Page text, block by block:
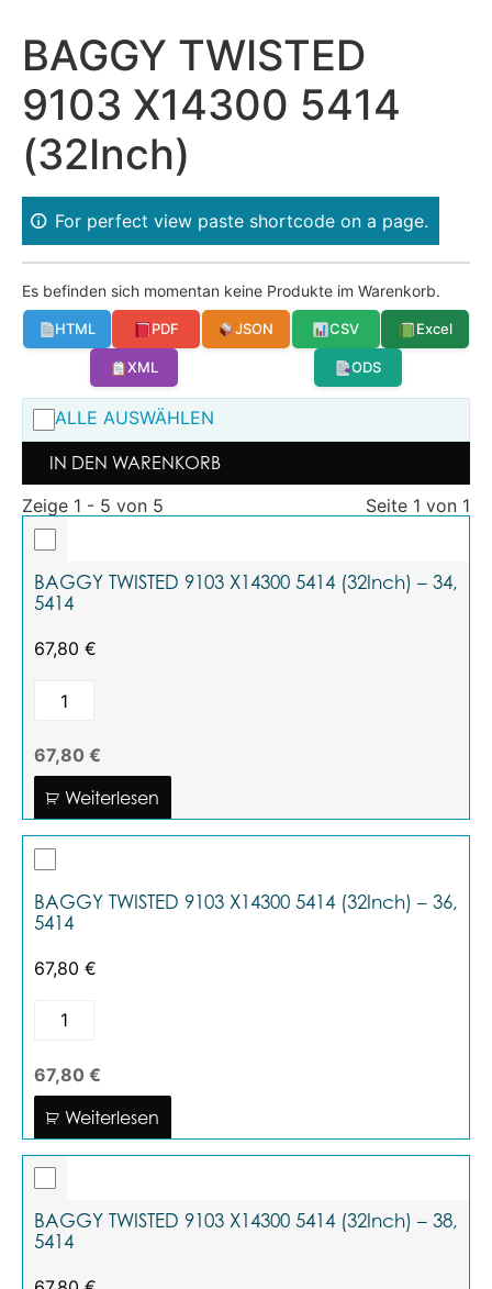
BAGGY TWISTED
9103 X14300 5414
(32Inch)
For perfect view paste shortcode on a page.
Es befinden sich momentan keine Produkte im Warenkorb.
HTML PDF JSON CSV Excel
XML ODS
ALLE AUSWÄHLEN
IN DEN WARENKORB
Zeige 1 - 5 von 5
Seite 1 von 1
BAGGY TWISTED 9103 X14300 5414 (32Inch) – 34,
5414
67,80 €
67,80 €
Weiterlesen
BAGGY TWISTED 9103 X14300 5414 (32Inch) – 36,
5414
67,80 €
67,80 €
Weiterlesen
BAGGY TWISTED 9103 X14300 5414 (32Inch) – 38,
5414